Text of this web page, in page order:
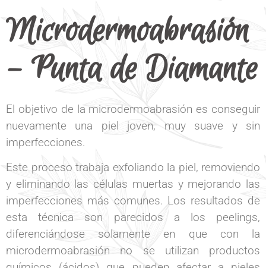
Microdermoabrasión
– Punta de Diamante
El objetivo de la microdermoabrasión es conseguir
nuevamente una piel joven, muy suave y sin
imperfecciones.
Este proceso trabaja exfoliando la piel, removiendo
y eliminando las células muertas y mejorando las
imperfecciones más comunes. Los resultados de
esta técnica son parecidos a los peelings,
diferenciándose solamente en que con la
microdermoabrasión no se utilizan productos